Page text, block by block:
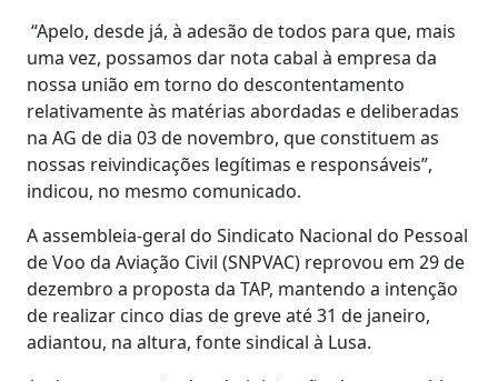
“Apelo, desde já, à adesão de todos para que, mais
uma vez, possamos dar nota cabal à empresa da
nossa união em torno do descontentamento
relativamente às matérias abordadas e deliberadas
na AG de dia 03 de novembro, que constituem as
nossas reivindicações legítimas e responsáveis”,
indicou, no mesmo comunicado.
A assembleia-geral do Sindicato Nacional do Pessoal
de Voo da Aviação Civil (SNPVAC) reprovou em 29 de
dezembro a proposta da TAP, mantendo a intenção
de realizar cinco dias de greve até 31 de janeiro,
adiantou, na altura, fonte sindical à Lusa.